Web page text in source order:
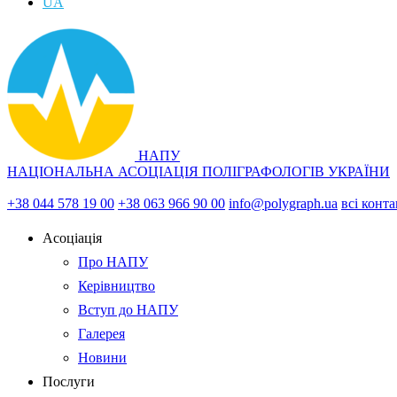
НАПУ
НАЦІОНАЛЬНА АСОЦІАЦІЯ ПОЛІГРАФОЛОГІВ УКРАЇНИ
+38 044 578 19 00 +38 063 966 90 00 info@polygraph.ua всі
Асоціація
Про НАПУ
Керівництво
Вступ до НАПУ
Галерея
Новини
Послуги